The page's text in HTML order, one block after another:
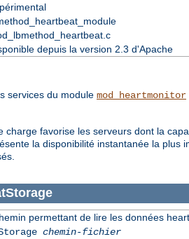
depuis la version 2.3 d'Apache
services du module mod_heartmonitor
charge favorise les serveurs dont la
la disponibilité instantanée la
permettant de lire les données
chemin-fichier